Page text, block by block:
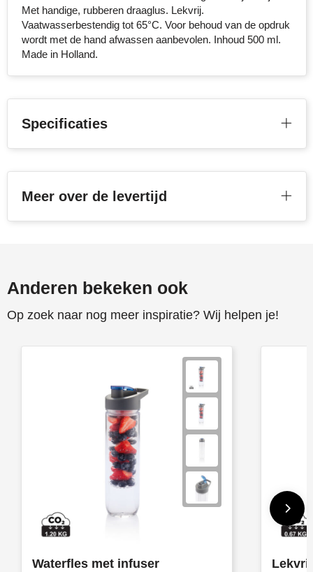
Met handige, rubberen draaglus. Lekvrij.
Vaatwasserbestendig tot 65°C. Voor behoud van de opdruk
wordt met de hand afwassen aanbevolen. Inhoud 500 ml.
Made in Holland.
Specificaties
Meer over de levertijd
Anderen bekeken ook
Op zoek naar nog meer inspiratie? Wij helpen je!
Waterfles met infuser